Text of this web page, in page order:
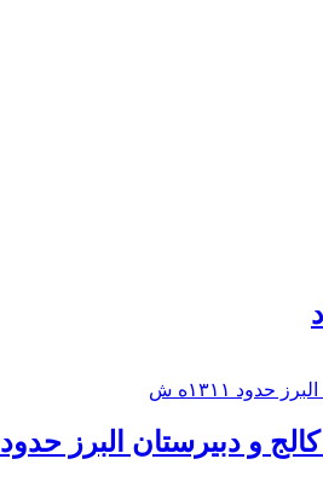
دبيرستان البرز حدود ۱۳۱۱ه ش